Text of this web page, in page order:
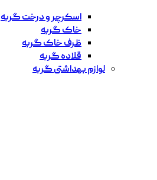
اسکرچر و درخت گربه
خاک گربه
ظرف خاک گربه
قلاده گربه
لوازم بهداشتی گربه